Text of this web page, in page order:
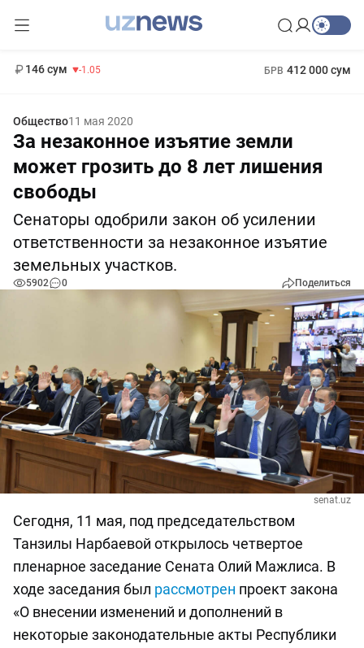
146 сум -1.05 БРВ 412 000 сум
Общество11 мая 2020
За незаконное изъятие земли
может грозить до 8 лет лишения
свободы
Сенаторы одобрили закон об усилении
ответственности за незаконное изъятие
земельных участков.
5902 0 Поделиться
senat.uz
Сегодня, 11 мая, под председательством
Танзилы Нарбаевой открылось четвертое
пленарное заседание Сената Олий Мажлиса. В
ходе заседания был рассмотрен проект закона
«О внесении изменений и дополнений в
некоторые законодательные акты Республики